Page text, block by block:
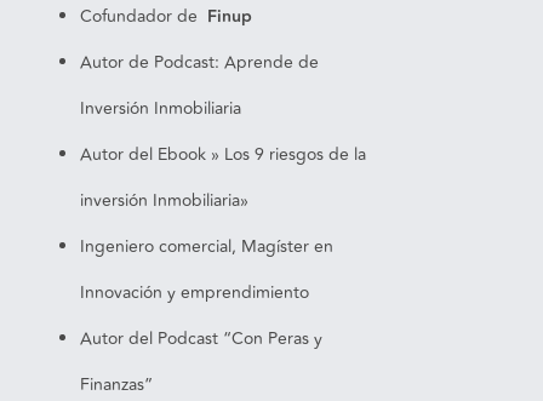
Cofundador de Finup
Autor de Podcast: Aprende de
Inversión Inmobiliaria
​​Autor del Ebook » Los 9 riesgos de la
inversión Inmobiliaria»
Ingeniero comercial, Magíster en
Innovación y emprendimiento
Autor del Podcast “Con Peras y
Finanzas”